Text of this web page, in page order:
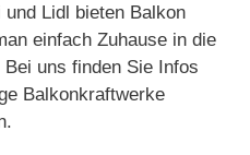
Lidl bieten Balkon
einfach Zuhause in die
uns finden Sie Infos
Balkonkraftwerke